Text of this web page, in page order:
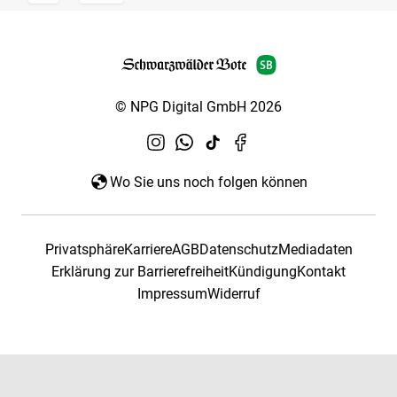
© NPG Digital GmbH 2026
Wo Sie uns noch folgen können
PrivatsphäreKarriereAGBDatenschutzMediadaten
Erklärung zur BarrierefreiheitKündigungKontakt
ImpressumWiderruf